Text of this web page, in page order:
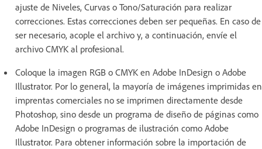
ajuste de Niveles, Curvas o Tono/Saturación para realizar
correcciones. Estas correcciones deben ser pequeñas. En caso de
ser necesario, acople el archivo y, a continuación, envíe el
archivo CMYK al profesional.
Coloque la imagen RGB o CMYK en Adobe InDesign o Adobe
Illustrator. Por lo general, la mayoría de imágenes imprimidas en
imprentas comerciales no se imprimen directamente desde
Photoshop, sino desde un programa de diseño de páginas como
Adobe InDesign o programas de ilustración como Adobe
Illustrator. Para obtener información sobre la importación de